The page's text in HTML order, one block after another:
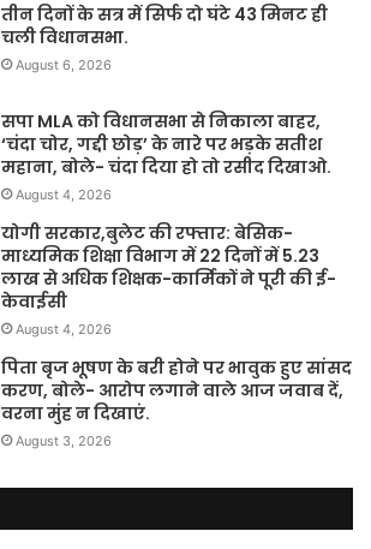
तीन दिनों के सत्र में सिर्फ दो घंटे 43 मिनट ही
चली विधानसभा.
August 6, 2026
सपा MLA को विधानसभा से निकाला बाहर,
‘चंदा चोर, गद्दी छोड़’ के नारे पर भड़के सतीश
महाना, बोले- चंदा दिया हो तो रसीद दिखाओ.
August 4, 2026
योगी सरकार,बुलेट की रफ्तार: बेसिक-
माध्यमिक शिक्षा विभाग में 22 दिनों में 5.23
लाख से अधिक शिक्षक-कार्मिकों ने पूरी की ई-
केवाईसी
August 4, 2026
पिता बृज भूषण के बरी होने पर भावुक हुए सांसद
करण, बोले- आरोप लगाने वाले आज जवाब दें,
वरना मुंह न दिखाएं.
August 3, 2026